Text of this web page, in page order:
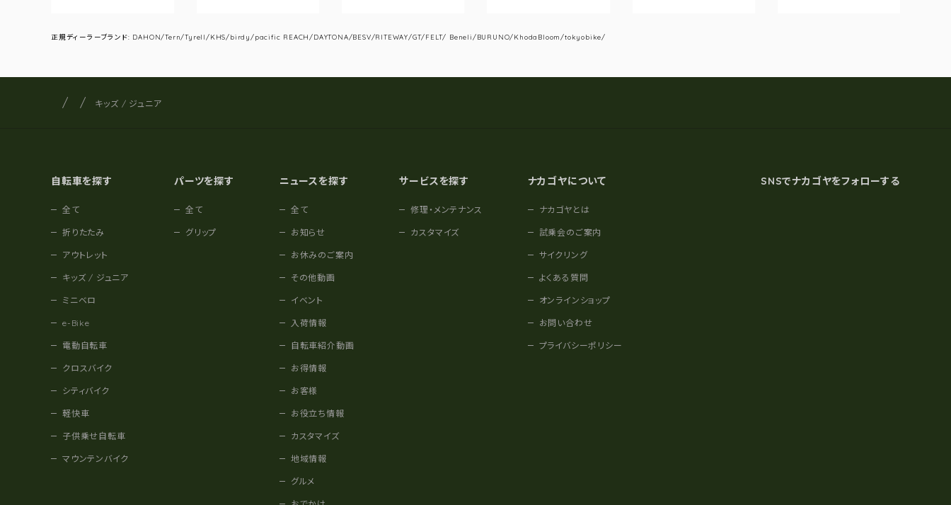
正規ディーラーブランド: DAHON/Tern/Tyrell/KHS/birdy/pacific REACH/DAYTONA/BESV/RITEWAY/GT/FELT/ Beneli/BURUNO/KhodaBloom/tokyobike/
サイト内の現在地
サイクルショップナカゴヤ
キッズ / ジュニア
自転車を探す
全て
折りたたみ
アウトレット
キッズ / ジュニア
ミニベロ
e-Bike
電動自転車
クロスバイク
シティバイク
軽快車
子供乗せ自転車
マウンテンバイク
パーツを探す
全て
グリップ
ニュースを探す
全て
お知らせ
お休みのご案内
その他動画
イベント
入荷情報
自転車紹介動画
お得情報
お客様
お役立ち情報
カスタマイズ
地域情報
グルメ
サービスを探す
修理・メンテナンス
カスタマイズ
ナカゴヤについて
ナカゴヤとは
試乗会のご案内
サイクリング
よくある質問
オンラインショップ
お問い合わせ
プライバシーポリシー
SNSでナカゴヤをフォローする